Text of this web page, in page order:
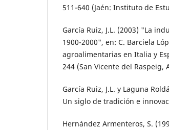
511-640 (Jaén: Instituto de
García Ruiz, J.L. (2003) "La
1900-2000", en: C. Barciela
agroalimentarias en Italia y
244 (San Vicente del
García Ruiz, J.L. y Laguna
Un siglo de tradición e
Hernández Armenteros, S.